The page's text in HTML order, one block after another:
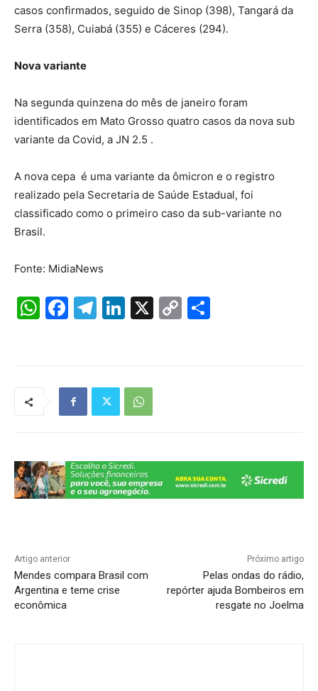
casos confirmados, seguido de Sinop (398), Tangará da
Serra (358), Cuiabá (355) e Cáceres (294).
Nova variante
Na segunda quinzena do mês de janeiro foram
identificados em Mato Grosso quatro casos da nova sub
variante da Covid, a JN 2.5 .
A nova cepa é uma variante da ômicron e o registro
realizado pela Secretaria de Saúde Estadual, foi
classificado como o primeiro caso da sub-variante no
Brasil.
Fonte: MidiaNews
W F
b
o
k
T
a
m
Li
dI
n
X
C
Artigo anterior
Mendes compara Brasil com
Argentina e teme crise
econômica
Próximo artigo
Pelas ondas do rádio,
repórter ajuda Bombeiros em
resgate no Joelma